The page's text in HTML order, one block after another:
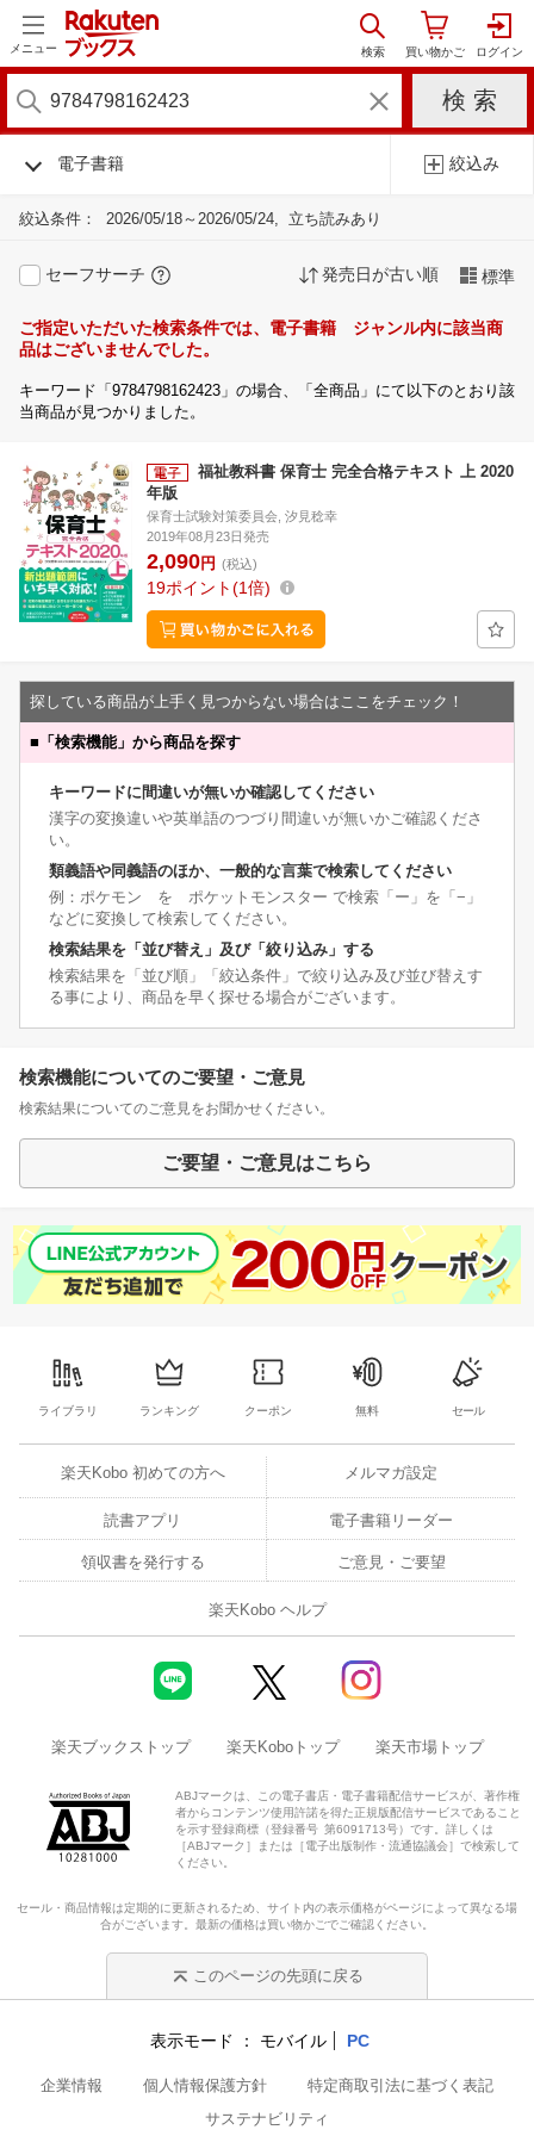
メニュー
電子書籍 絞込み
絞込条件： 2026/05/18～2026/05/24 立ち読みあり
セーフサーチ 発売日が古い順 標準
ご指定いただいた検索条件では、電子書籍 ジャンル内に該当商
品はございませんでした。
キーワード「9784798162423」の場合、「全商品」にて以下のとおり該
当商品が見つかりました。
福祉教科書 保育士 完全合格テキスト 上 2020
年版
保育士試験対策委員会, 汐見稔幸
2019年08月23日発売
2,090円 (税込)
19ポイント 1倍
探している商品が上手く見つからない場合はここをチェック！
■ 「検索機能」から商品を探す
キーワードに間違いが無いか確認してください
漢字の変換違いや英単語のつづり間違いが無いかご確認くださ
い。
類義語や同義語のほか、一般的な言葉で検索してください
例：ポケモン を ポケットモンスター で検索「ー」を「−」
などに変換して検索してください。
検索結果を「並び替え」及び「絞り込み」する
検索結果を「並び順」「絞込条件」で絞り込み及び並び替えす
る事により、商品を早く探せる場合がございます。
検索機能についてのご要望・ご意見
検索結果についてのご意見をお聞かせください。
ご要望・ご意見はこちら
ライブラリ ランキング クーポン 無料 セール
楽天Kobo 初めての方へ メルマガ設定
読書アプリ 電子書籍リーダー
領収書を発行する ご意見・ご要望
楽天Kobo ヘルプ
楽天ブックストップ 楽天Koboトップ 楽天市場トップ
ABJマークは、この電子書店・電子書籍配信サービスが、著作権
者からコンテンツ使用許諾を得た正規版配信サービスであること
を示す登録商標（登録番号 第6091713号）です。詳しくは
［ABJマーク］または［電子出版制作・流通協議会］で検索して
ください。
セール・商品情報は定期的に更新されるため、サイト内の表示価格がページによって異なる場
合がございます。最新の価格は買い物かごでご確認ください。
このページの先頭に戻る
表示モード モバイル PC
企業情報 個人情報保護方針
特定商取引法に基づく表記
サステナビリティ